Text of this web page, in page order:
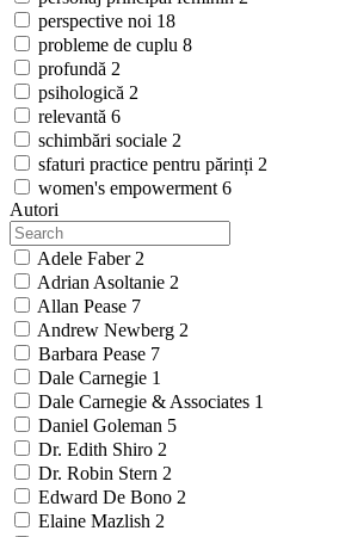
perspective noi 18
probleme de cuplu 8
profundă 2
psihologică 2
relevantă 6
schimbări sociale 2
sfaturi practice pentru părinți 2
women's empowerment 6
Autori
Adele Faber 2
Adrian Asoltanie 2
Allan Pease 7
Andrew Newberg 2
Barbara Pease 7
Dale Carnegie 1
Dale Carnegie & Associates 1
Daniel Goleman 5
Dr. Edith Shiro 2
Dr. Robin Stern 2
Edward De Bono 2
Elaine Mazlish 2